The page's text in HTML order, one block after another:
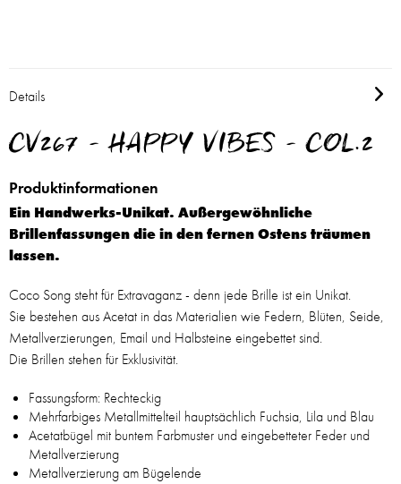
Details
CV267 - HAPPY VIBES - COL.2
Produktinformationen
Ein Handwerks-Unikat. Außergewöhnliche
Brillenfassungen die in den fernen Ostens träumen
lassen.
Coco Song steht für Extravaganz - denn jede Brille ist ein Unikat.
Sie bestehen aus Acetat in das Materialien wie Federn, Blüten, Seide,
Metallverzierungen, Email und Halbsteine eingebettet sind.
Die Brillen stehen für Exklusivität.
Fassungsform: Rechteckig
Mehrfarbiges Metallmittelteil hauptsächlich Fuchsia, Lila und Blau
Acetatbügel mit buntem Farbmuster und eingebetteter Feder und
Metallverzierung
Metallverzierung am Bügelende